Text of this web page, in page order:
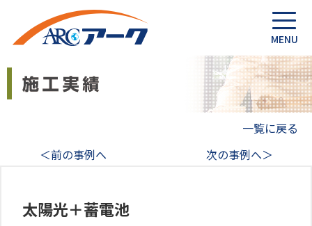
一覧に戻る
＜前の事例へ
次の事例へ＞
太陽光＋蓄電池